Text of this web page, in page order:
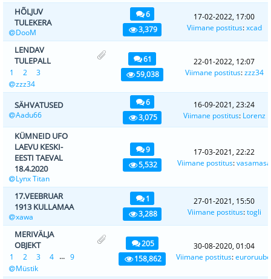
HÕLJUV
TULEKERA
DooM
6
3,379
17-02-2022, 17:00
Viimane postitus:xcad
LENDAV
TULEPALL
1 2
3
zzz34
61
59,038
22-01-2022, 12:07
Viimane postitus:zzz34
SÄHVATUSED
Aadu66
6
3,075
16-09-2021, 23:24
Viimane postitus: Lorenz
KÜMNEID UFO
LAEVU KESKI-
EESTI TAEVAL
18.4.2020
Lynx Titan
9
5,532
17-03-2021, 22:22
Viimane postitus:vasamasa
17.VEEBRUAR
1913 KULLAMAA
xawa
1
3,288
27-01-2021, 15:50
Viimane postitus:togli
MERIVÄLJA
OBJEKT
1 2 3 4 ... 9
Müstik
205
158,862
30-08-2020, 01:04
Viimane postitus: